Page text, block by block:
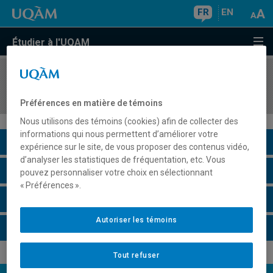
FR EN
Étudier à l'UQAM
COURS//
Description du cours
Horaire - Été 2026
Préférences en matière de témoins
Nous utilisons des témoins (cookies) afin de collecter des
informations qui nous permettent d’améliorer votre
expérience sur le site, de vous proposer des contenus vidéo,
d’analyser les statistiques de fréquentation, etc. Vous
pouvez personnaliser votre choix en sélectionnant
« Préférences ».
Tout refuser
Autoriser les témoins